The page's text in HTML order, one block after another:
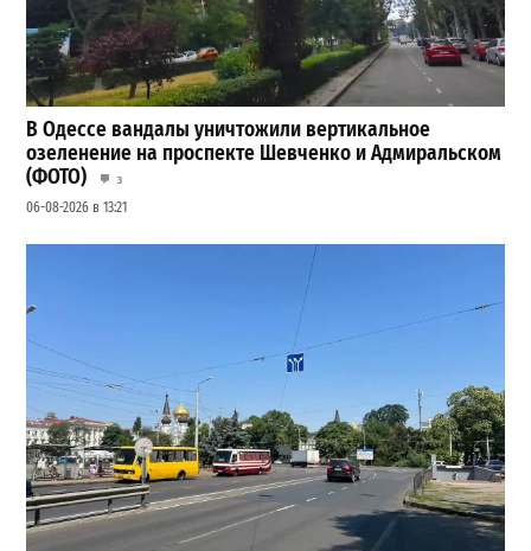
В Одессе вандалы уничтожили вертикальное
озеленение на проспекте Шевченко и Адмиральском
(ФОТО)
3
06-08-2026 в 13:21